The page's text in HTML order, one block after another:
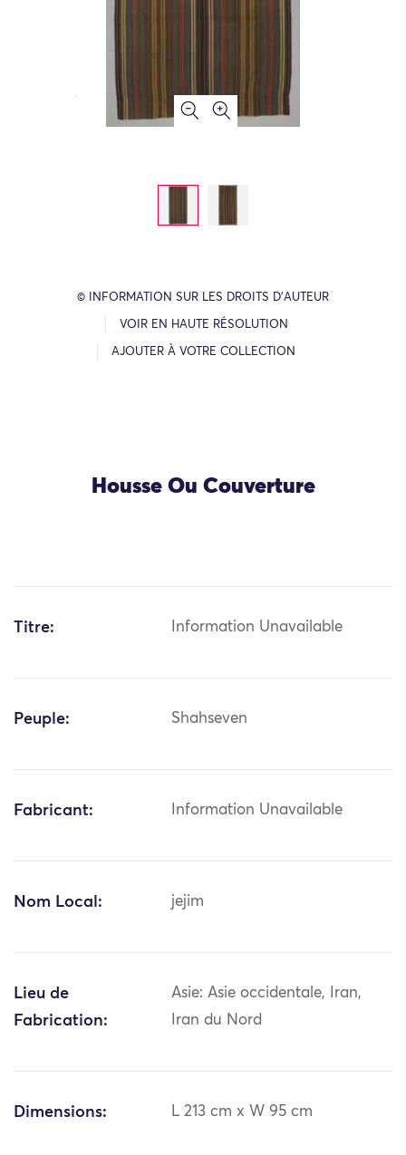
© INFORMATION SUR LES DROITS D’AUTEUR
VOIR EN HAUTE RÉSOLUTION
AJOUTER À VOTRE COLLECTION
Housse Ou Couverture
Titre: Information Unavailable
Peuple: Shahseven
Fabricant: Information Unavailable
Nom Local: jejim
Lieu de
Fabrication:
Asie: Asie occidentale, Iran,
Iran du Nord
Dimensions: L 213 cm x W 95 cm